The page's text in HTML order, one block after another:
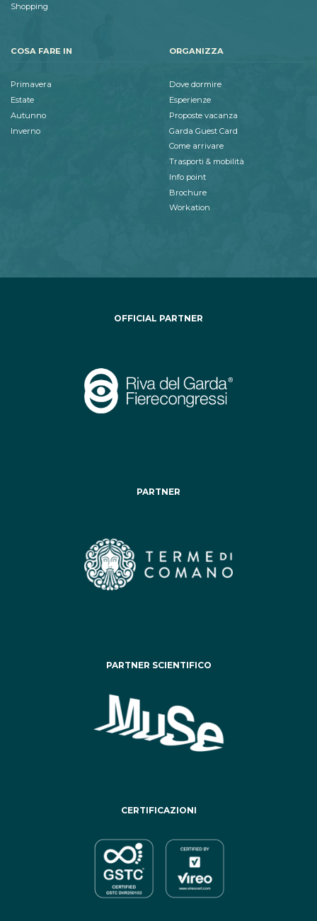
Shopping
COSA FARE IN
Primavera
Estate
Autunno
Inverno
ORGANIZZA
Dove dormire
Esperienze
Proposte vacanza
Garda Guest Card
Come arrivare
Trasporti & mobilità
Info point
Brochure
Workation
OFFICIAL PARTNER
PARTNER
PARTNER SCIENTIFICO
CERTIFICAZIONI